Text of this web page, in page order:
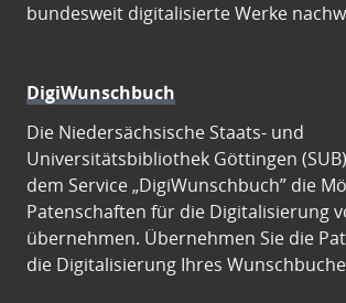
bundesweit digitalisierte Werke
DigiWunschbuch
Die Niedersächsische Staats- und
Universitätsbibliothek Göttingen
dem Service „DigiWunschbuch” die
Patenschaften für die Digitalisierung
übernehmen. Übernehmen Sie die
die Digitalisierung Ihres